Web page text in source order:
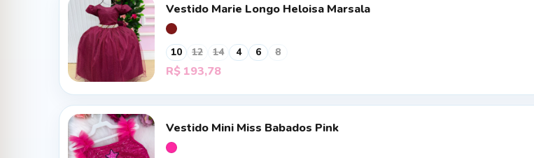
Vestido Marie Longo Heloisa Marsala
10 12 14 4 6 8
R$ 193,78
Vestido Mini Miss Babados Pink